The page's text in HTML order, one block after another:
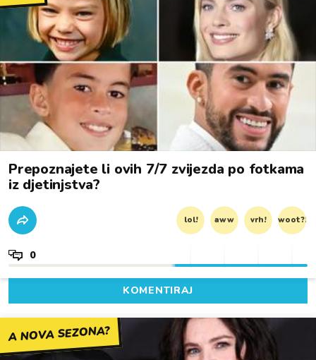
Prepoznajete li ovih 7/7 zvijezda po fotkama
iz djetinjstva?
lol! aww vrh! woot?!
0
KOMENTIRAJ
A NOVA SEZONA?